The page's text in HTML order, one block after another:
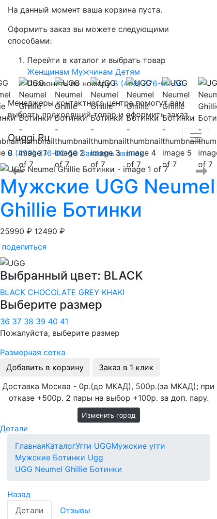
На данный момент ваша корзина пуста.
Оформить заказ вы можете следующими
способами:
Перейти в каталог и выбрать товар
Женщинам Мужчинам Детям
Позвонить по номеру8 (499) 376-00-50
Менеджеры контактного центра помогут вам
выбрать подходящий товар и оформить заказ.
Ouggi.Ru
8 (499) 376-00-50 Заказать звонок
Мужские UGG Neumel
Ghillie Ботинки
25990 ₽ 12490 ₽
поделиться
Выбранный цвет: BLACK
BLACK CHOCOLATE GREY KHAKI
Выберите размер
36 37 38 39 40 41
Пожалуйста, выберите размер
Размерная сетка
Добавить в корзину
Заказ в 1 клик
Доставка Москва - 0р.(до МКАД), 500р.(за МКАД); при
отказе +500р. 2 пары на выбор +100р. за доп. пару.
Изменить город
Детали
ГлавнаяКаталогУгги UGGМужские угги
Мужские Ботинки Ugg
UGG Neumel Ghillie Ботинки
Назад
Детали
Отзывы